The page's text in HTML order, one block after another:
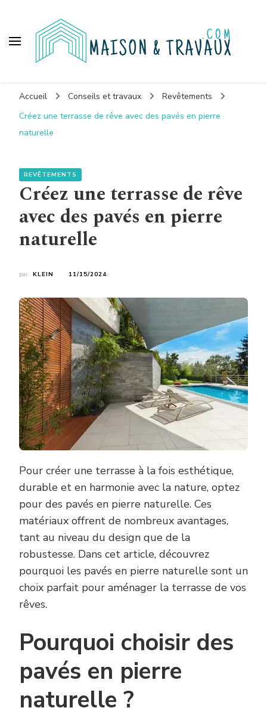
Accueil Conseils et travaux
Revêtements
Créez une terrasse de rêve avec des pavés en pierre
naturelle
REVÊTEMENTS
Créez une terrasse de rêve
avec des pavés en pierre
naturelle
par KLEIN 11/15/2024
Pour créer une terrasse à la fois esthétique,
durable et en harmonie avec la nature, optez
pour des pavés en pierre naturelle. Ces
matériaux offrent de nombreux avantages,
tant au niveau du design que de la
robustesse. Dans cet article, découvrez
pourquoi les pavés en pierre naturelle sont un
choix parfait pour aménager la terrasse de vos
rêves.
Pourquoi choisir des
pavés en pierre
naturelle ?